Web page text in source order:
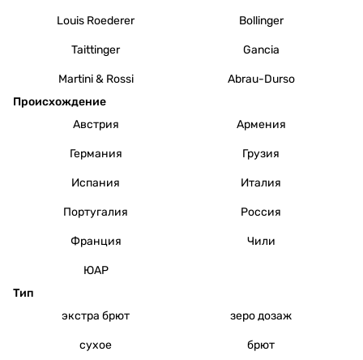
Louis Roederer Bollinger
Taittinger Gancia
Martini & Rossi
Abrau-Durso
Происхождение
Австрия
Армения
Германия Грузия
Испания Италия
Португалия Россия
Франция Чили
ЮАР
Тип
экстра брют
зеро дозаж
сухое брют